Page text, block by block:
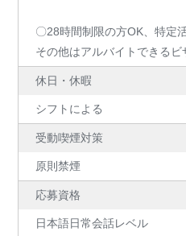
〇28時間制限の方OK、特定
その他はアルバイトできるビ
休日・休暇
シフトによる
受動喫煙対策
原則禁煙
応募資格
日本語日常会話レベル